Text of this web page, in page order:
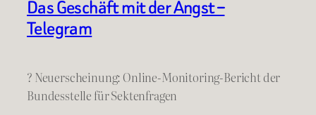
Das Geschäft mit der Angst –
Telegram
? Neuerscheinung: Online-Monitoring-Bericht der
Bundesstelle für Sektenfragen